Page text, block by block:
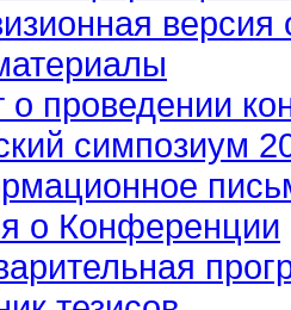
о проведении
симпозиум
о Конференции